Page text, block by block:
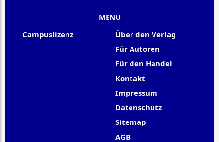
MENU
Campuslizenz
Über den Verlag
Für Autoren
Für den Handel
Kontakt
Impressum
Datenschutz
Sitemap
AGB